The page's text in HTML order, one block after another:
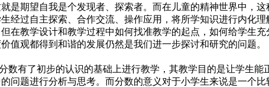
期望自我是个发现者、探索者。而在儿童的精神世界中，这
经过自主探索、合作交流、操作应用，将所学知识进行内化
教学设计和教学过程中如何找准教学的起点，如何给学生充
值观都得到和谐的发展仍然是我们进一步探讨和研究的问题。
有了初步的认识的基础上进行教学，其教学目的是让学生能
问题进行分析与思考。而分数的意义对于小学生来说是一个